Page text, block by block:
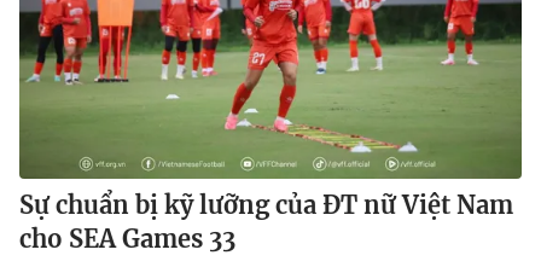
Sự chuẩn bị kỹ lưỡng của ĐT nữ Việt Nam
cho SEA Games 33